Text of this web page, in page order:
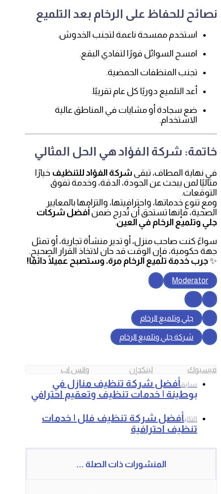
نصائح للحفاظ على الرخام بعد التلميع
استخدم ممسحة ناعمة لتجنب الخدوش.
امسح السوائل فورًا لتفادي البقع.
تجنب المنظفات الحمضية.
أعد التلميع دوريًا كل عام تقريبًا.
ضع سجادة أو مشايات في المناطق عالية
الاستخدام.
خاتمة: شركة الفؤاد هي الحل المثالي
في نهاية المطاف، تبقى شركة الفؤاد للتنظيف خيارًا
مثاليًا لمن يبحث عن الجودة، الدقة، وخدمة تفوق
التوقعات.
ومع تنوع خدماتها، واحترافيتها، والتزامها بالمعايير
الصحية، فإنها تستحق أن تُدرج ضمن أفضل شركات
جلي وتلميع الرخام في العين.
سواءً كنت صاحب منزل، أو تدير منشأة تجارية، أو تمثل
جهة حكومية، فإن الوقت قد حان لاتخاذ القرار الصحيح.
✨جرب خدمة تلميع الرخام مرة، وستصبح عميلًا دائمًا!
Moderator
جلي وتلميع الرخام
شركة جلي وتلميع الرخام
فيسبوك لينكدإن واتس اب
سابقأفضل شركة تنظيف منازل في
بوطينة | خدمات تنظيف وتعقيم احترافي
التاليأفضل شركة تنظيف فلل | خدمات
تنظيف احترافية
المنشورات ذات الصلة ...